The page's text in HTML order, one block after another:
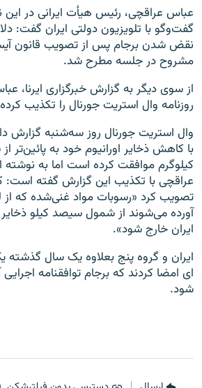
به ما بپیوندید
عباس عراقچی، رئیس هیأت ایرانی در
گفت‌وگو با تلویزیون دولتی ایران گفت:
نقض شدن برجام پس از تصویب قانون
مشروح در جلسه مطرح شد.
از سوی دیگر به گزارش خبرگزاری ایرنا،
روزنامه وال استریت جورنال را تکذیب
وال استریت جورنال روز سه‌شنبه گزارش
با کاهش ذخایر اورانیوم خود به
کیلوگرم موافقت کرده است اما به نوشته
عراقچی با تکذیب این گزارش گفته
تصویب کرد «رسوبات مواد غنی‌شده که از
آورده می‌شوند از شمول سیصد کیلو
ایران خارج شود».
ایران و گروه پنج بعلاوه یک سال
ای امضا کردند که برجام توافقنامه
شود.